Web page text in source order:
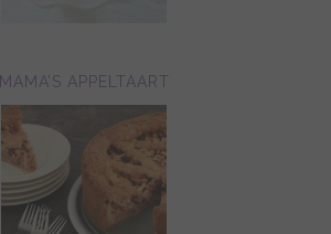
MAMA’S APPELTAART